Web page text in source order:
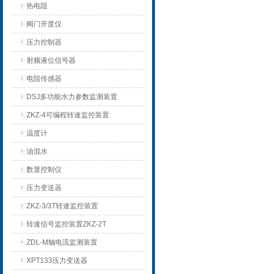
热电阻
阀门开度仪
压力控制器
射频液位信号器
电阻传感器
DSJ多功能水力参数监测装置
ZKZ-4可编程转速监控装置
温度计
油混水
数显控制仪
压力变送器
ZKZ-3/3T转速监控装置
转速信号监控装置ZKZ-2T
ZDL-M轴电流监测装置
XPT133压力变送器